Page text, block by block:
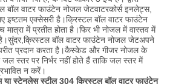
बॉल वाटर फाउंटेन नोजल जेटवाटरकोर्स इनलेट्स,
इष्टतम एक्सेसरी है।क्रिस्टल बॉल वाटर फाउंटेन
मात्रा में प्रतीत होता है।फिर भी नोजल में वास्तव में
क्रिस्टल बॉल वाटर फाउंटेन नोजल जेटअपने
प्रदान करता है।कैस्केड और गीजर नोजल के
जल स्तर पर निर्भर नहीं होते हैं ताकि जल स्तर में
न करें।
या स्टेनलेस स्टील 304 क्रिस्टल बॉल वाटर फाउंटेन